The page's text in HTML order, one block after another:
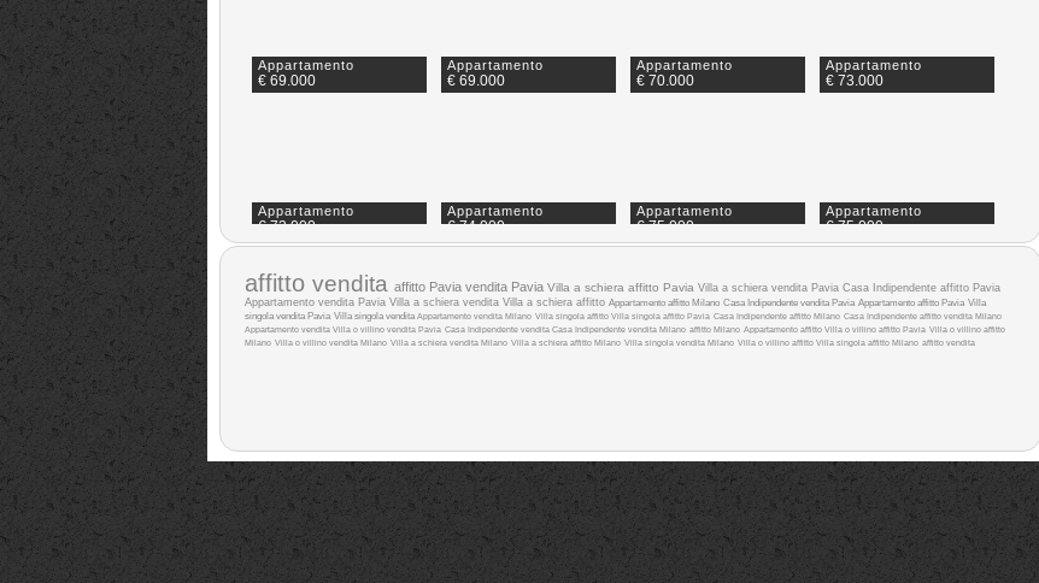
Appartamento
€ 69.000
Appartamento
€ 69.000
Appartamento
€ 70.000
Appartamento
€ 73.000
Appartamento
€ 73.000
Appartamento
€ 74.000
Appartamento
€ 75.000
Appartamento
€ 75.000
Appartamento
€ 80.000
Appartamento
€ 82.000
Appartamento
€ 83.000
Appartamento
affitto vendita affitto Pavia vendita Pavia Villa a schiera affitto Pavia Villa a schiera vendita Pavia Casa Indipendente affitto Pavia
Appartamento vendita Pavia Villa a schiera vendita Villa a schiera affitto Appartamento affitto Milano Casa Indipendente vendita Pavia Appartamento affitto Pavia Villa
singola vendita Pavia Villa singola venditaAppartamento vendita Milano Villa singola affitto Villa singola affitto Pavia Casa Indipendente affitto Milano Casa Indipendente affitto vendita Milano
Appartamento vendita Villa o villino vendita Pavia Casa Indipendente vendita Casa Indipendente vendita Milano affitto Milano Appartamento affitto Villa o villino affitto Pavia Villa o villino affitto
Milano Villa o villino vendita Milano Villa a schiera vendita Milano Villa a schiera affitto Milano Villa singola vendita Milano Villa o villino affitto Villa singola affitto Milano affitto vendita